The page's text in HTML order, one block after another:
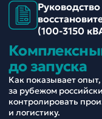
(100-3150
до запуска
Как показывает
за рубежом
контролировать
и логистику.